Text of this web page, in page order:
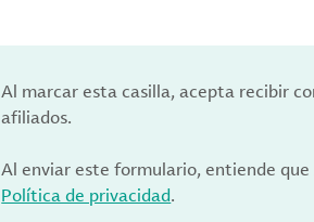
Al marcar esta casilla, acepta recibir
afiliados.
Al enviar este formulario, entiende
Política de privacidad.